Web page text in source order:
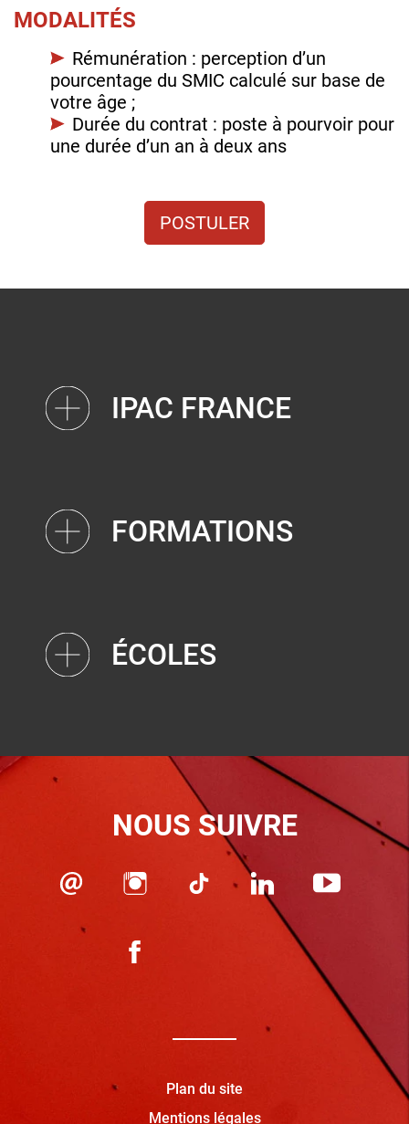
MODALITÉS
Rémunération : perception d’un
pourcentage du SMIC calculé sur base de
votre âge ;
Durée du contrat : poste à pourvoir pour
une durée d’un an à deux ans
POSTULER
IPAC FRANCE
FORMATIONS
ÉCOLES
NOUS SUIVRE
Plan du site
Mentions légales